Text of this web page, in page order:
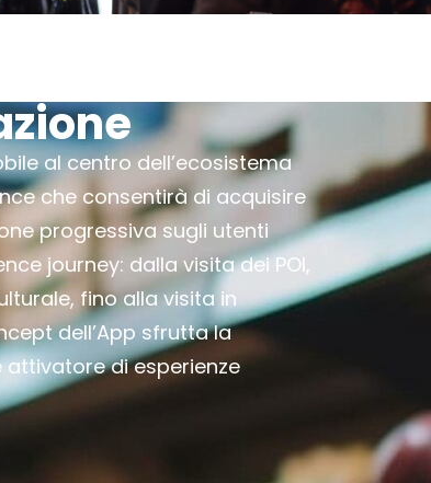
al centro dell’ecosistema
che consentirà di acquisire
progressiva sugli utenti
journey: dalla visita dei POI,
fino alla visita in
dell’App sfrutta la
di esperienze